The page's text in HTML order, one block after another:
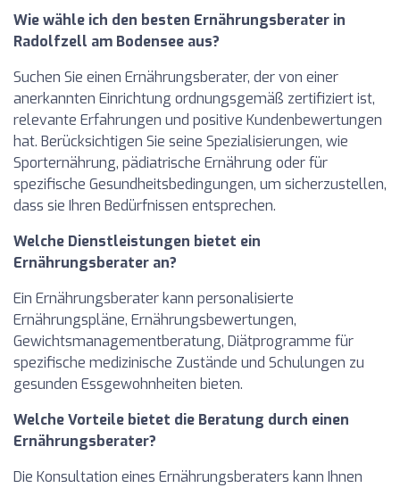
Wie wähle ich den besten Ernährungsberater in
Radolfzell am Bodensee aus?
Suchen Sie einen Ernährungsberater, der von einer
anerkannten Einrichtung ordnungsgemäß zertifiziert ist,
relevante Erfahrungen und positive Kundenbewertungen
hat. Berücksichtigen Sie seine Spezialisierungen, wie
Sporternährung, pädiatrische Ernährung oder für
spezifische Gesundheitsbedingungen, um sicherzustellen,
dass sie Ihren Bedürfnissen entsprechen.
Welche Dienstleistungen bietet ein
Ernährungsberater an?
Ein Ernährungsberater kann personalisierte
Ernährungspläne, Ernährungsbewertungen,
Gewichtsmanagementberatung, Diätprogramme für
spezifische medizinische Zustände und Schulungen zu
gesunden Essgewohnheiten bieten.
Welche Vorteile bietet die Beratung durch einen
Ernährungsberater?
Die Konsultation eines Ernährungsberaters kann Ihnen